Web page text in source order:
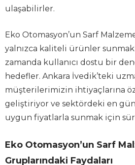
ulaşabilirler.
Eko Otomasyon’un Sarf
yalnızca kaliteli ürünler
zamanda kullanıcı dostu bir
hedefler. Ankara İvedik’teki
müşterilerimizin ihtiyaçlarına
geliştiriyor ve sektördeki en
uygun fiyatlarla sunmak için
Eko Otomasyon’un Sarf
Gruplarındaki Faydaları